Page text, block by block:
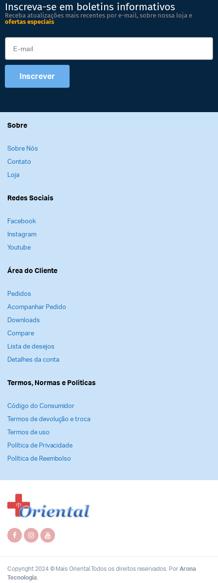
Inscreva-se em boletins informativos
Receba atualizações mais recentes por e-mail, sobre nossa loja e
ofertas especiais
Inscrever
Sobre
Sobre Nós
Contato
Loja
Redes Sociais
Facebook
Instagram
Youtube
Área do Cliente
Pedidos
Acompanhar Pedido
Downloads
Compare
Lista de desejos
Detalhes da conta
Termos, Normas e Politicas
Código do Consumidor
Termos de devolução e troca
Termos de uso
Política de Privacidade
Política de Reembolso
Copyright 2024 © Mais Oriental.Todos os direitos reservados. PorArona
Tecnologia